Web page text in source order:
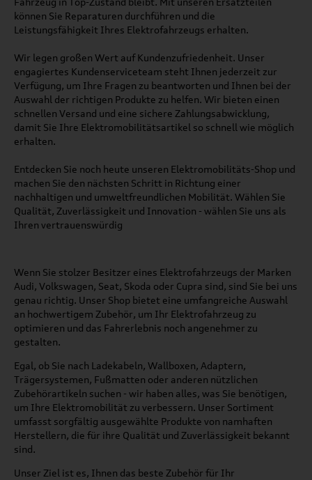
können Sie Reparaturen durchführen und die
Leistungsfähigkeit Ihres Elektrofahrzeugs erhalten.
Wir legen großen Wert auf Kundenzufriedenheit. Unser
engagiertes Kundenserviceteam steht Ihnen jederzeit zur
Verfügung, um Ihre Fragen zu beantworten und Ihnen bei der
Auswahl der richtigen Produkte zu helfen. Wir bieten einen
schnellen Versand und eine sichere Zahlungsabwicklung,
damit Sie Ihre Elektromobilitätsartikel so schnell wie möglich
erhalten.
Entdecken Sie noch heute unseren Elektromobilitäts-Shop und
machen Sie den nächsten Schritt in Richtung einer
nachhaltigen und umweltfreundlichen Mobilität. Wählen Sie
Qualität, Zuverlässigkeit und Innovation - wählen Sie uns als
Ihren vertrauenswürdig
Wenn Sie stolzer Besitzer eines Elektrofahrzeugs der Marken
Audi, Volkswagen, Seat, Skoda oder Cupra sind, sind Sie bei uns
genau richtig. Unser Shop bietet eine umfangreiche Auswahl
an hochwertigem Zubehör, um Ihr Elektrofahrzeug zu
optimieren und das Fahrerlebnis noch angenehmer zu
gestalten.
Egal, ob Sie nach Ladekabeln, Wallboxen, Adaptern,
Trägersystemen, Fußmatten oder anderen nützlichen
Zubehörartikeln suchen - wir haben alles, was Sie benötigen,
um Ihre Elektromobilität zu verbessern. Unser Sortiment
umfasst sorgfältig ausgewählte Produkte von namhaften
Herstellern, die für ihre Qualität und Zuverlässigkeit bekannt
sind.
Unser Ziel ist es, Ihnen das beste Zubehör für Ihr